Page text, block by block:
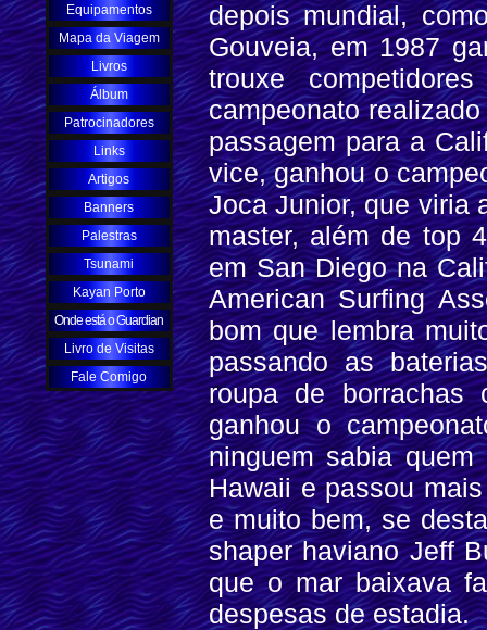
Equipamentos
Mapa da Viagem
Livros
Álbum
Patrocinadores
Links
Artigos
Banners
Palestras
Tsunami
Kayan Porto
Onde está o Guardian
Livro de Visitas
Fale Comigo
depois mundial,
Gouveia, em 1987
trouxe
campeonato
passagem para a
vice, ganhou o
Joca Junior, que viria
master, além de top
em San Diego na
American Surfing
bom que lembra
passando as
roupa de borrachas
ganhou o
ninguem sabia
Hawaii e passou
e muito bem, se
shaper haviano Jeff
que o mar baixava
despesas de estadia.